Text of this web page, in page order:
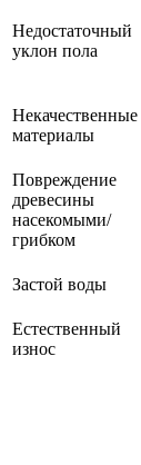
Недостаточный
уклон пола
Некачественные
материалы
Повреждение
древесины
насекомыми/
грибком
Застой воды
Естественный
износ